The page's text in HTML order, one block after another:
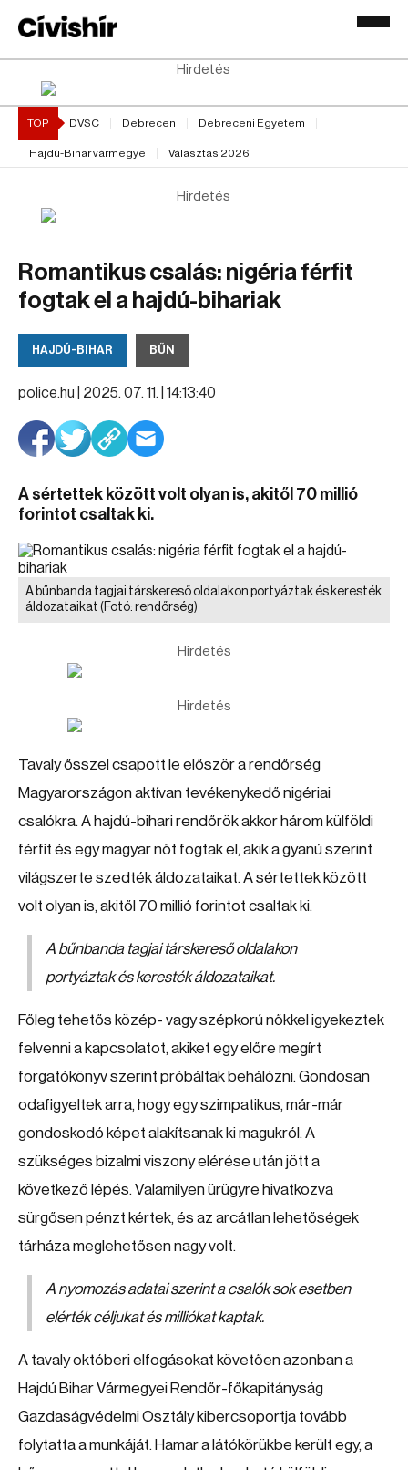
Hirdetés
TOP DVSC Debrecen Debreceni Egyetem
Hajdú-Bihar vármegye Választás 2026
Hirdetés
Romantikus csalás: nigéria férfit
fogtak el a hajdú-bihariak
HAJDÚ-BIHAR BŰN
police.hu | 2025. 07. 11. | 14:13:40
A sértettek között volt olyan is, akitől 70 millió
forintot csaltak ki.
A bűnbanda tagjai társkereső oldalakon portyáztak és keresték
áldozataikat (Fotó: rendőrség)
Hirdetés
Hirdetés
Tavaly ősszel csapott le először a rendőrség
Magyarországon aktívan tevékenykedő nigériai
csalókra. A hajdú-bihari rendőrök akkor három külföldi
férfit és egy magyar nőt fogtak el, akik a gyanú szerint
világszerte szedték áldozataikat. A sértettek között
volt olyan is, akitől 70 millió forintot csaltak ki.
A bűnbanda tagjai társkereső oldalakon
portyáztak és keresték áldozataikat.
Főleg tehetős közép- vagy szépkorú nőkkel igyekeztek
felvenni a kapcsolatot, akiket egy előre megírt
forgatókönyv szerint próbáltak behálózni. Gondosan
odafigyeltek arra, hogy egy szimpatikus, már-már
gondoskodó képet alakítsanak ki magukról. A
szükséges bizalmi viszony elérése után jött a
következő lépés. Valamilyen ürügyre hivatkozva
sürgősen pénzt kértek, és az arcátlan lehetőségek
tárháza meglehetősen nagy volt.
A nyomozás adatai szerint a csalók sok esetben
elérték céljukat és milliókat kaptak.
A tavaly októberi elfogásokat követően azonban a
Hajdú Bihar Vármegyei Rendőr-főkapitányság
Gazdaságvédelmi Osztály kibercsoportja tovább
folytatta a munkáját. Hamar a látókörükbe került egy, a